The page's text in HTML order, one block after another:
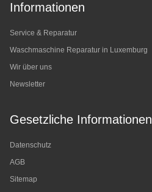
Informationen
Service & Reparatur
Waschmaschine Reparatur in Luxemburg
Wir über uns
Newsletter
Gesetzliche Informationen
Datenschutz
AGB
Sitemap